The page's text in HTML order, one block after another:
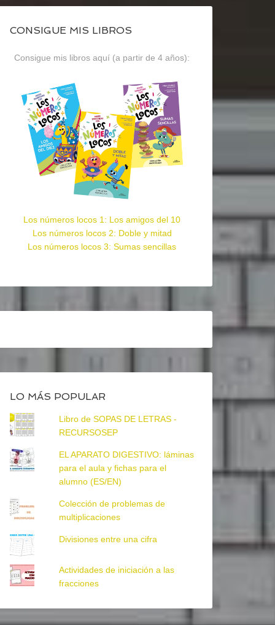
CONSIGUE MIS LIBROS
Consigue mis libros aquí (a partir de 4 años):
Los números locos 1: Los amigos del 10
Los números locos 2: Doble y mitad
Los números locos 3: Sumas sencillas
LO MÁS POPULAR
Libro de SOPAS DE LETRAS -
RECURSOSEP
EL APARATO DIGESTIVO: láminas
para el aula y fichas para el
alumno (ES/EN)
Colección de problemas de
multiplicaciones
Divisiones entre una cifra
Actividades de iniciación a las
fracciones